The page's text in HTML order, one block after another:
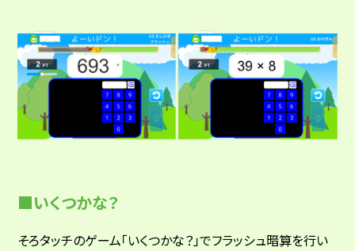
■いくつかな？
そろタッチのゲーム「いくつかな？」でフラッシュ暗算を行い